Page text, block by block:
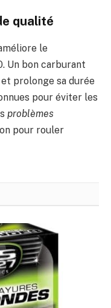
qualité
le
Un bon carburant
prolonge sa durée
pour éviter les
problèmes
pour rouler